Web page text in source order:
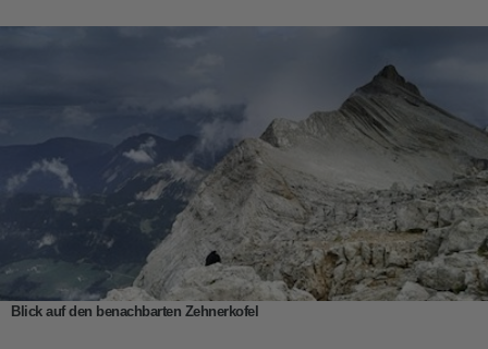
Blick auf den benachbarten Zehnerkofel